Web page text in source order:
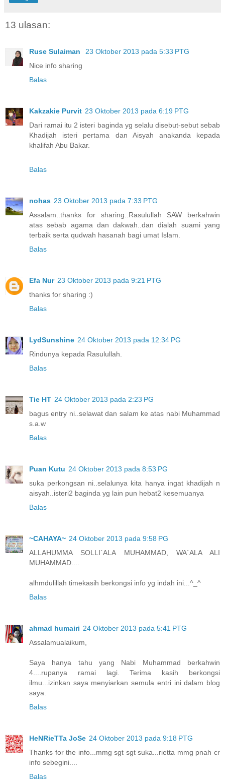
13 ulasan:
Ruse Sulaiman
23 Oktober 2013 pada 5:33 PTG
Nice info sharing
Balas
Kakzakie Purvit 23 Oktober 2013 pada 6:19 PTG
Dari ramai itu 2 isteri baginda yg selalu disebut-sebut sebab
Khadijah isteri pertama dan Aisyah anakanda kepada
khalifah Abu Bakar.
Balas
nohas 23 Oktober 2013 pada 7:33 PTG
Assalam..thanks for sharing..Rasulullah SAW berkahwin
atas sebab agama dan dakwah..dan dialah suami yang
terbaik serta qudwah hasanah bagi umat Islam.
Balas
Efa Nur 23 Oktober 2013 pada 9:21 PTG
thanks for sharing :)
Balas
LydSunshine 24 Oktober 2013 pada 12:34 PG
Rindunya kepada Rasulullah.
Balas
Tie HT 24 Oktober 2013 pada 2:23 PG
bagus entry ni..selawat dan salam ke atas nabi Muhammad
s.a.w
Balas
Puan Kutu 24 Oktober 2013 pada 8:53 PG
suka perkongsan ni..selalunya kita hanya ingat khadijah n
aisyah..isteri2 baginda yg lain pun hebat2 kesemuanya
Balas
~CAHAYA~ 24 Oktober 2013 pada 9:58 PG
ALLAHUMMA SOLLI`ALA MUHAMMAD, WA`ALA ALI
MUHAMMAD....
alhmdulillah timekasih berkongsi info yg indah ini...^_^
Balas
ahmad humairi 24 Oktober 2013 pada 5:41 PTG
Assalamualaikum,
Saya hanya tahu yang Nabi Muhammad berkahwin
4....rupanya ramai lagi. Terima kasih berkongsi
ilmu...izinkan saya menyiarkan semula entri ini dalam blog
saya.
Balas
HeNRieTTa JoSe 24 Oktober 2013 pada 9:18 PTG
Thanks for the info...mmg sgt sgt suka...rietta mmg pnah cr
info sebegini....
Balas